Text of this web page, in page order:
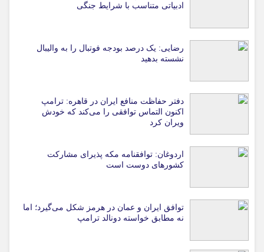
ادبیاتی متناسب با شرایط جنگی
رضایی: یک درصد بودجه فوتبال را به والیبال
نشسته بدهید
دفتر حفاظت منافع ایران در قاهره: ترامپ
اکنون التماس توافقی را می‌کند که خودش
ویران کرد
اردوغان: توافقنامه مکه پذیرای مشارکت
کشورهای دوست است
توافق ایران و عمان در هرمز شکل می‌گیرد؛ اما
نه مطابق خواسته دونالد ترامپ